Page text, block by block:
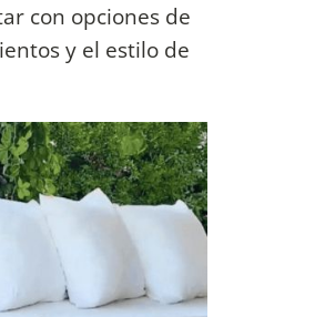
con opciones de
y el estilo de